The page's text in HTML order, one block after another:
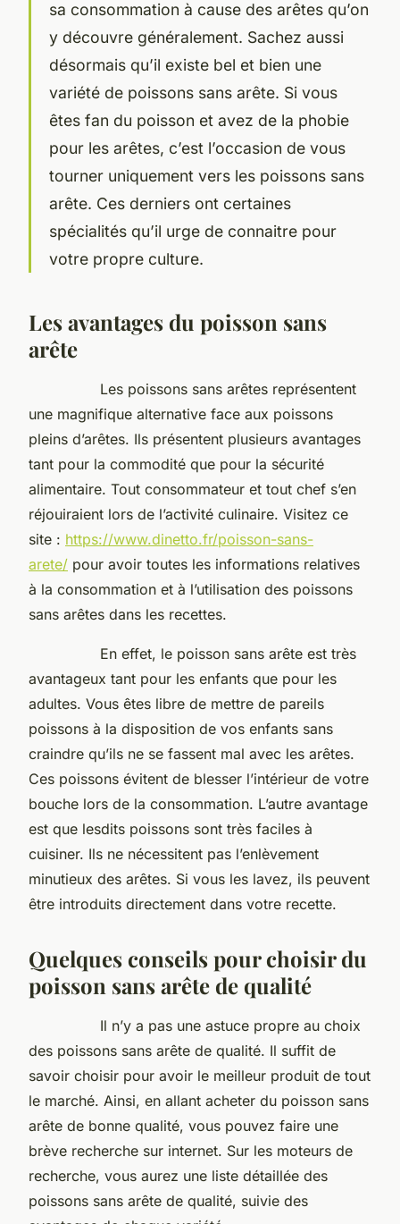
sa consommation à cause des arêtes qu’on
y découvre généralement. Sachez aussi
désormais qu’il existe bel et bien une
variété de poissons sans arête. Si vous
êtes fan du poisson et avez de la phobie
pour les arêtes, c’est l’occasion de vous
tourner uniquement vers les poissons sans
arête. Ces derniers ont certaines
spécialités qu’il urge de connaitre pour
votre propre culture.
Les avantages du poisson sans
arête
Les poissons sans arêtes représentent
une magnifique alternative face aux poissons
pleins d’arêtes. Ils présentent plusieurs avantages
tant pour la commodité que pour la sécurité
alimentaire. Tout consommateur et tout chef s’en
réjouiraient lors de l’activité culinaire. Visitez ce
site : https://www.dinetto.fr/poisson-sans-
arete/ pour avoir toutes les informations relatives
à la consommation et à l’utilisation des poissons
sans arêtes dans les recettes.
En effet, le poisson sans arête est très
avantageux tant pour les enfants que pour les
adultes. Vous êtes libre de mettre de pareils
poissons à la disposition de vos enfants sans
craindre qu’ils ne se fassent mal avec les arêtes.
Ces poissons évitent de blesser l’intérieur de votre
bouche lors de la consommation. L’autre avantage
est que lesdits poissons sont très faciles à
cuisiner. Ils ne nécessitent pas l’enlèvement
minutieux des arêtes. Si vous les lavez, ils peuvent
être introduits directement dans votre recette.
Quelques conseils pour choisir du
poisson sans arête de qualité
Il n’y a pas une astuce propre au choix
des poissons sans arête de qualité. Il suffit de
savoir choisir pour avoir le meilleur produit de tout
le marché. Ainsi, en allant acheter du poisson sans
arête de bonne qualité, vous pouvez faire une
brève recherche sur internet. Sur les moteurs de
recherche, vous aurez une liste détaillée des
poissons sans arête de qualité, suivie des